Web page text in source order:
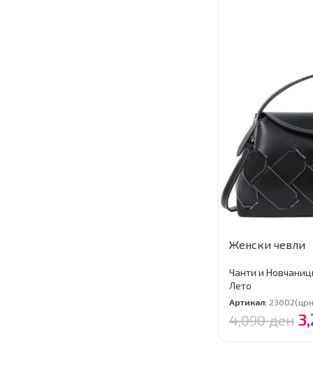
Женски чевли
Чанти и
Лето
Артикал:
4,090ден